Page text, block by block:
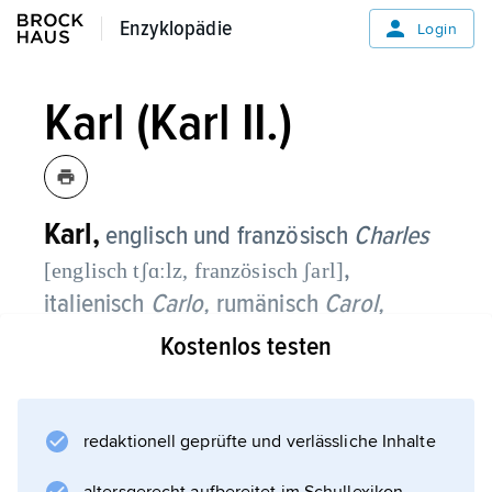
Enzyklopädie
Enzyklopädie Login
Karl (Karl II.)
Karl, englisch und französisch Charles
[englisch tʃɑːlz, französisch ʃarl],
italienisch Carlo, rumänisch Carol,
spanisch und portugiesischCarlos,
von Mecklenburg-Strelitz (seit 1815),
Kostenlos testen
redaktionell geprüfte und verlässliche Inhalte